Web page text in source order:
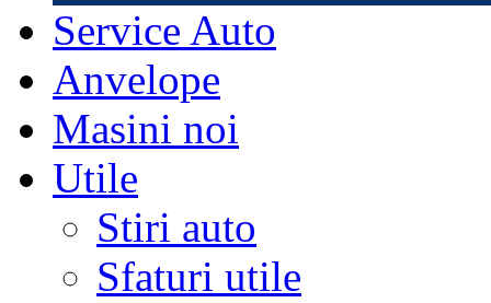
Service Auto
Anvelope
Masini noi
Utile
Stiri auto
Sfaturi utile